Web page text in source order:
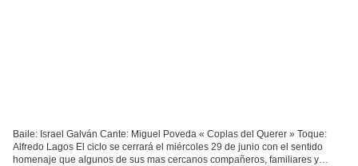
Baile: Israel Galván Cante: Miguel Poveda « Coplas del Querer » Toque:
Alfredo Lagos El ciclo se cerrará el miércoles 29 de junio con el sentido
homenaje que algunos de sus mas cercanos compañeros, familiares y